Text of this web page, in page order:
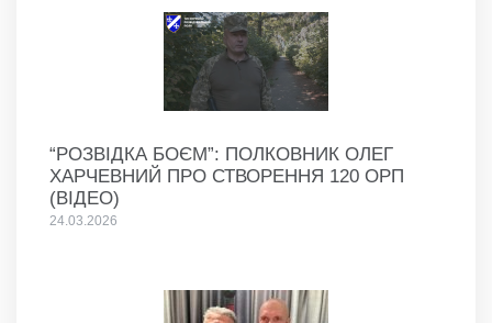
“РОЗВІДКА БОЄМ”: ПОЛКОВНИК ОЛЕГ
ХАРЧЕВНИЙ ПРО СТВОРЕННЯ 120 ОРП
(ВІДЕО)
24.03.2026